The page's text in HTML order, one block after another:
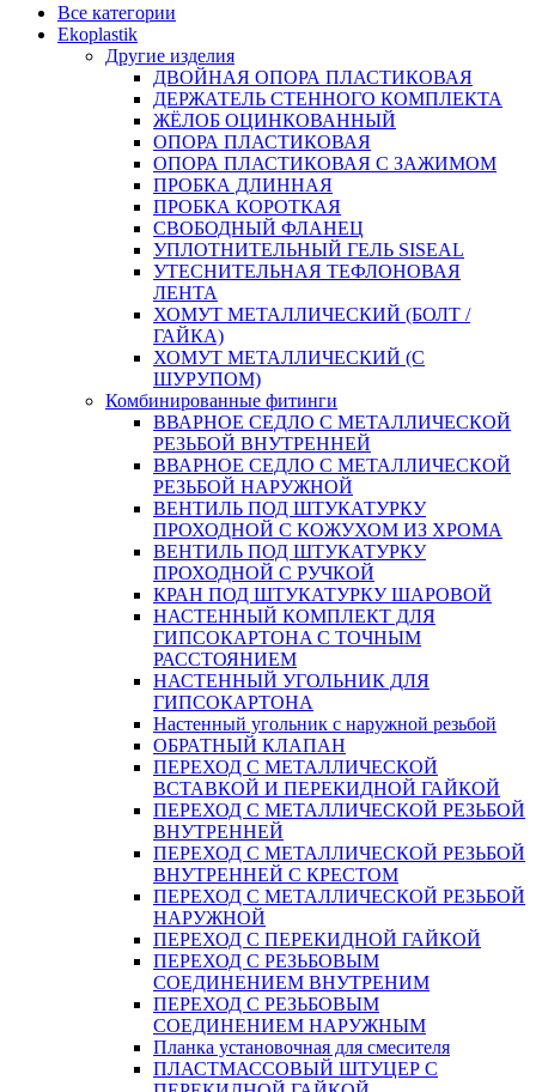
Все категории
Ekoplastik
Другие изделия
ДВОЙНАЯ ОПОРА ПЛАСТИКОВАЯ
ДЕРЖАТЕЛЬ СТЕННОГО КОМПЛЕКТА
ЖЁЛОБ ОЦИНКОВАННЫЙ
ОПОРА ПЛАСТИКОВАЯ
ОПОРА ПЛАСТИКОВАЯ С ЗАЖИМОМ
ПРОБКА ДЛИННАЯ
ПРОБКА КОРОТКАЯ
СВОБОДНЫЙ ФЛАНЕЦ
УПЛОТНИТЕЛЬНЫЙ ГЕЛЬ SISEAL
УТЕСНИТЕЛЬНАЯ ТЕФЛОНОВАЯ
ЛЕНТА
ХОМУТ МЕТАЛЛИЧЕСКИЙ (БОЛТ /
ГАЙКА)
ХОМУТ МЕТАЛЛИЧЕСКИЙ (С
ШУРУПОМ)
Комбинированные фитинги
ВВАРНОЕ СЕДЛО С МЕТАЛЛИЧЕСКОЙ
РЕЗЬБОЙ ВНУТРЕННЕЙ
ВВАРНОЕ СЕДЛО С МЕТАЛЛИЧЕСКОЙ
РЕЗЬБОЙ НАРУЖНОЙ
ВЕНТИЛЬ ПОД ШТУКАТУРКУ
ПРОХОДНОЙ С КОЖУХОМ ИЗ ХРОМА
ВЕНТИЛЬ ПОД ШТУКАТУРКУ
ПРОХОДНОЙ С РУЧКОЙ
КРАН ПОД ШТУКАТУРКУ ШАРОВОЙ
НАСТЕННЫЙ КОМПЛЕКТ ДЛЯ
ГИПСОКАРТОНA С ТОЧНЫМ
РАССТОЯНИЕМ
НАСТЕННЫЙ УГОЛЬНИК ДЛЯ
ГИПСОКАРТОНА
Настенный угольник с наружной резьбой
ОБРАТНЫЙ КЛАПАН
ПЕРЕХОД С МЕТАЛЛИЧЕСКОЙ
ВСТАВКОЙ И ПЕРЕКИДНОЙ ГАЙКОЙ
ПЕРЕХОД С МЕТАЛЛИЧЕСКОЙ РЕЗЬБОЙ
ВНУТРЕННЕЙ
ПЕРЕХОД С МЕТАЛЛИЧЕСКОЙ РЕЗЬБОЙ
ВНУТРЕННЕЙ С КРЕСТОМ
ПЕРЕХОД С МЕТАЛЛИЧЕСКОЙ РЕЗЬБОЙ
НАРУЖНОЙ
ПЕРЕХОД С ПЕРЕКИДНОЙ ГАЙКОЙ
ПЕРЕХОД С РЕЗЬБОВЫМ
СОЕДИНЕНИЕМ ВНУТРЕНИМ
ПЕРЕХОД С РЕЗЬБОВЫМ
СОЕДИНЕНИЕМ НАРУЖНЫМ
Планка установочная для смесителя
ПЛАСТМАССОВЫЙ ШТУЦЕР С